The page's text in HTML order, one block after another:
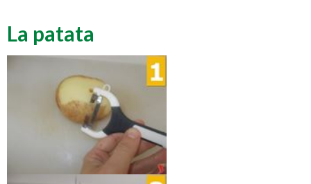
La patata